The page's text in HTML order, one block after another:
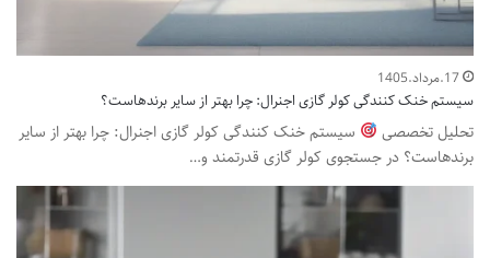
17.مرداد.1405
سیستم خنک کنندگی کولر گازی اجنرال: چرا بهتر از سایر برندهاست؟
تحلیل تخصصی
سیستم خنک کنندگی کولر گازی اجنرال: چرا بهتر از سایر
برندهاست؟ در جستجوی کولر گازی قدرتمند و…